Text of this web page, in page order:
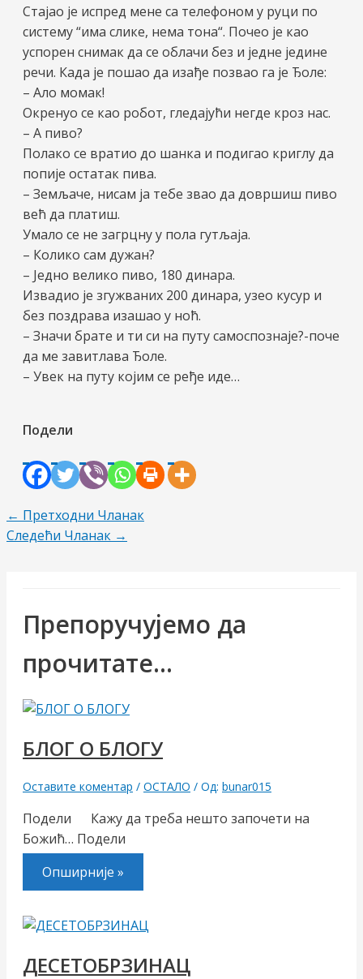
Стајао је испред мене са телефоном у руци по
систему “има слике, нема тона“. Почео је као
успорен снимак да се облачи без и једне једине
речи. Када је пошао да изађе позвао га је Ђоле:
– Ало момак!
Окренуо се као робот, гледајући негде кроз нас.
– А пиво?
Полако се вратио до шанка и подигао криглу да
попије остатак пива.
– Земљаче, нисам ја тебе звао да довршиш пиво
већ да платиш.
Умало се не загрцну у пола гутљаја.
– Колико сам дужан?
– Једно велико пиво, 180 динара.
Извадио је згужваних 200 динара, узео кусур и
без поздрава изашао у ноћ.
– Значи брате и ти си на путу самоспознаје?-поче
да ме завитлава Ђоле.
– Увек на путу којим се ређе иде…
Подели
Пост
навигатион
← Претходни Чланак
Следећи Чланак →
Препоручујемо да
прочитате...
БЛОГ О БЛОГУ
Оставите коментар / ОСТАЛО / Од: bunar015
Подели Кажу да треба нешто започети на
Божић… Подели
Опширније »
ДЕСЕТОБРЗИНАЦ